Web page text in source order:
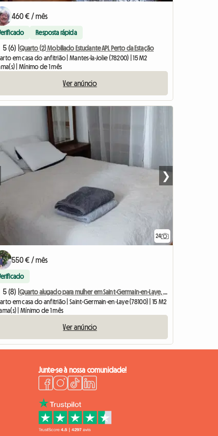
460 € / mês
Resposta rápida
5 (6) | Quarto (2) Mobiliado Estudante APL Perto da Estação
em casa do anfitrião | Mantes-la-Jolie (78200) | 15 M2
| Mínimo de 1 mês
Ver anúncio
24
❯
550 € / mês
5 (8) |
Quarto alugado para mulher em Saint-Germain-en-Laye, a 1 hora de Paris
em casa do anfitrião | Saint-Germain-en-Laye (78100) | 15 M2
| Mínimo de 1 mês
Ver anúncio
Junte-se à nossa comunidade!